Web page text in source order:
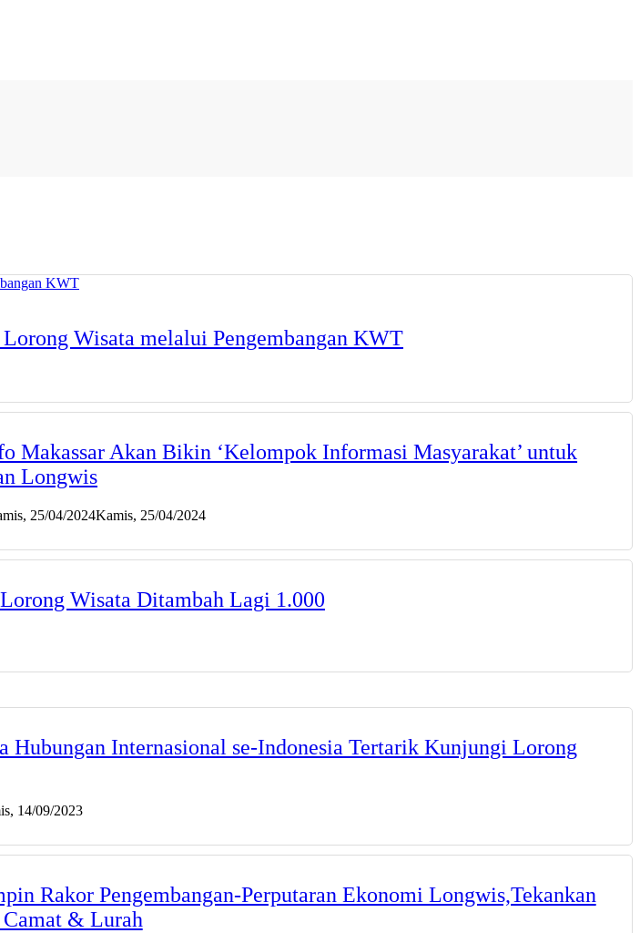
Wisata melalui Pengembangan KWT
Makassar Akan Bikin ‘Kelompok Informasi Masyarakat’ untuk
Longwis
25/04/2024Kamis, 25/04/2024
Wisata Ditambah Lagi 1.000
Hubungan Internasional se-Indonesia Tertarik Kunjungi Lorong
14/09/2023
Rakor Pengembangan-Perputaran Ekonomi Longwis,Tekankan
Camat & Lurah